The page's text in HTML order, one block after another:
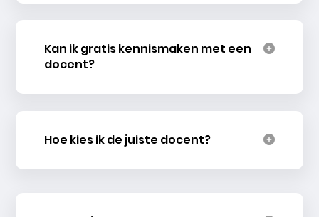
Kan ik gratis kennismaken met een
docent?
Hoe kies ik de juiste docent?